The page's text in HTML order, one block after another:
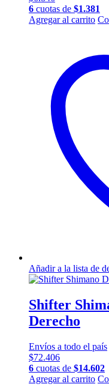
6 cuotas de $1.381
Agregar al carrito
Añadir a la lista de
Shifter
Derecho
Envíos a todo el país
$72.406
6 cuotas de $14.602
Agregar al carrito